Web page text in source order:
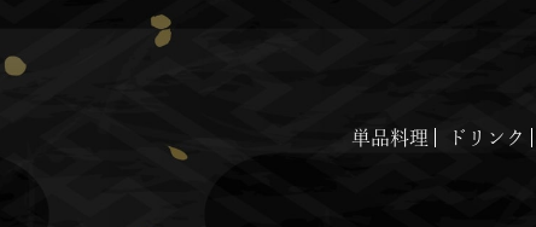
単品料理 ドリンク